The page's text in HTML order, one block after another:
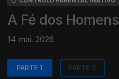
A Fé dos Homens
14 mai. 2026
PARTE 1 PARTE 2